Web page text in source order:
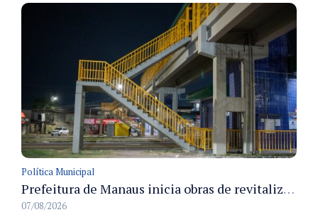
Política Municipal
Prefeitura de Manaus inicia obras de revitalização na passarela Max Teixeira para ampliar segurança e mobilidade urbana
07/08/2026